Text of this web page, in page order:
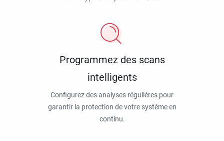
Programmez des scans
intelligents
Configurez des analyses régulières pour
garantir la protection de votre système en
continu.